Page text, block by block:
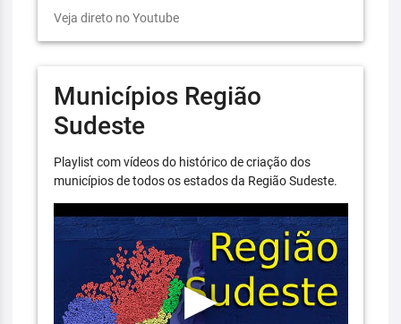
Veja direto no Youtube
Municípios Região
Sudeste
Playlist com vídeos do histórico de criação dos
municípios de todos os estados da Região Sudeste.